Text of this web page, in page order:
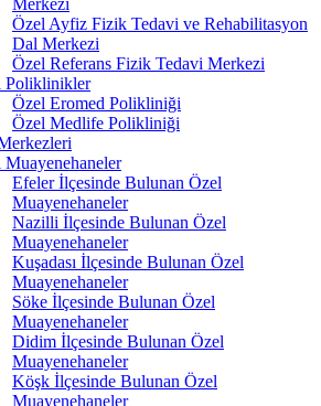
Özel Ayfiz Fizik Tedavi ve Rehabilitasyon
Dal Merkezi
Özel Referans Fizik Tedavi Merkezi
Poliklinikler
Özel Eromed Polikliniği
Özel Medlife Polikliniği
Muayenehaneler
Efeler İlçesinde Bulunan Özel
Muayenehaneler
Nazilli İlçesinde Bulunan Özel
Muayenehaneler
Kuşadası İlçesinde Bulunan Özel
Muayenehaneler
Söke İlçesinde Bulunan Özel
Muayenehaneler
Didim İlçesinde Bulunan Özel
Muayenehaneler
Köşk İlçesinde Bulunan Özel
Muayenehaneler